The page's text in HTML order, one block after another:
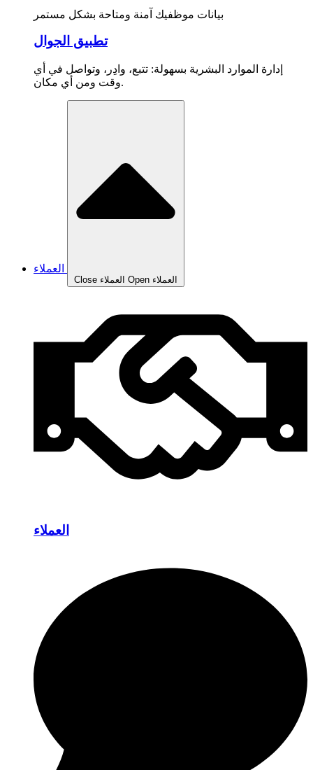
بيانات موظفيك آمنة ومتاحة بشكل مستمر
تطبيق الجوال
إدارة الموارد البشرية بسهولة: تتبع، وادِر، وتواصل في أي
وقت ومن أي مكان.
Close العملاء Open العملاء
العملاء